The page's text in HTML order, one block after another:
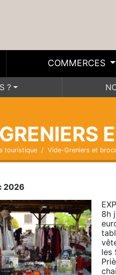
COMMERCES
?
touristique Vide-Greniers et
2026
8h
les